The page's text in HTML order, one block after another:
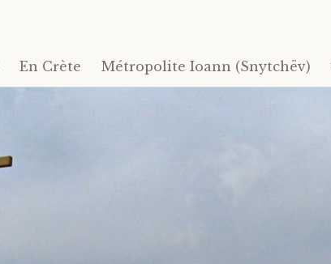
En Crète Métropolite Ioann (Snytchëv)